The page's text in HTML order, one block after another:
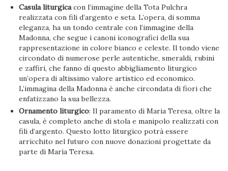
Casula liturgicacon l’immagine della Tota Pulchra
realizzata con fili d’argento e seta. L’opera, di somma
eleganza, ha un tondo centrale con l’immagine della
Madonna, che segue i canoni iconografici della sua
rappresentazione in colore bianco e celeste. Il tondo viene
circondato di numerose perle autentiche, smeraldi, rubini
e zaffiri, che fanno di questo abbigliamento liturgico
un’opera di altissimo valore artistico ed economico.
L’immagina della Madonna è anche circondata di fiori che
enfatizzano la sua bellezza.
Ornamento liturgico: Il paramento di Maria Teresa, oltre la
casula, è completo anche di stola e manipolo realizzati con
fili d’argento. Questo lotto liturgico potrà essere
arricchito nel futuro con nuove donazioni progettate da
parte di María Teresa.